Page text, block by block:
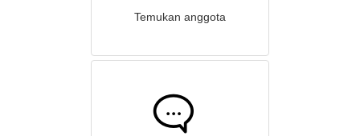
Temukan anggota